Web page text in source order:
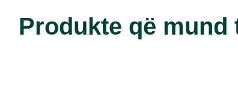
Produkte që